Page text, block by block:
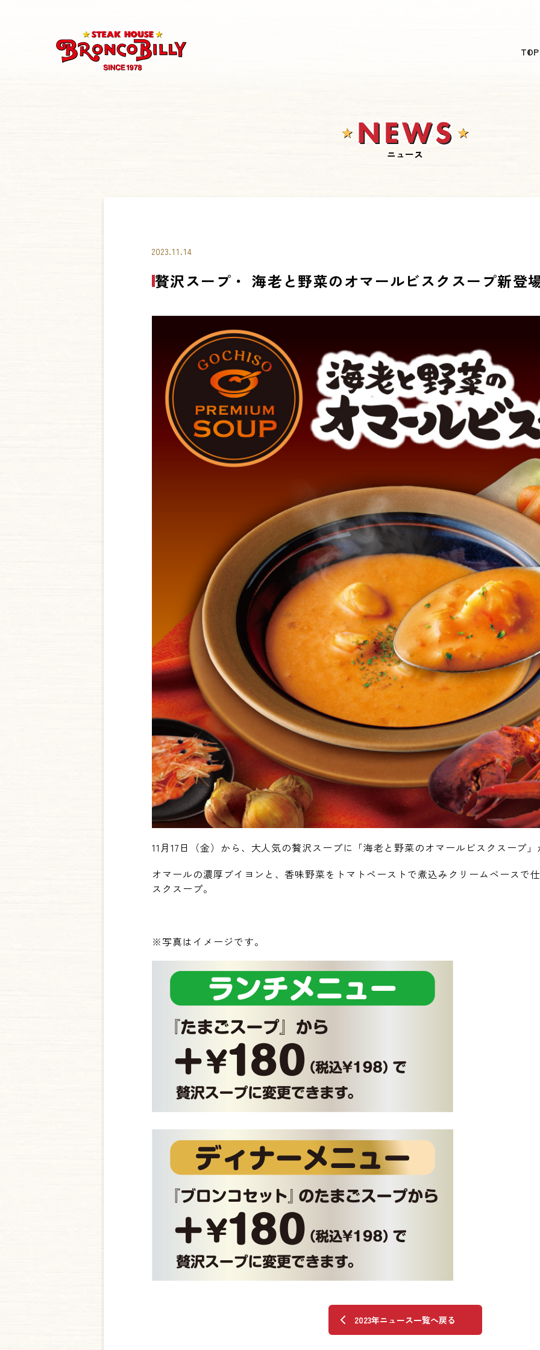
TOP
한국어
ニュース
2023.11.14
贅沢スープ・ 海老と野菜のオマールビスクスープ新登
11月17日（金）から、大人気の贅沢スープに「海老と野菜のオマールビスクスープ
オマールの濃厚ブイヨンと、香味野菜をトマトペーストで煮込みクリームベースで
スクスープ。
※写真はイメージです。
2023年ニュース一覧へ戻る